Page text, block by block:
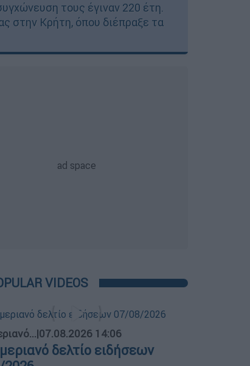
τους έγιναν 220 έτη.
στην Κρήτη, όπου διέπραξε τα
VIDEOS
|07.08.2026 14:06
δελτίο ειδήσεων